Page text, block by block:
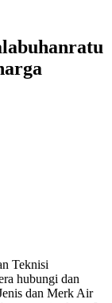
Teknisi
hubungi dan
dan Merk Air